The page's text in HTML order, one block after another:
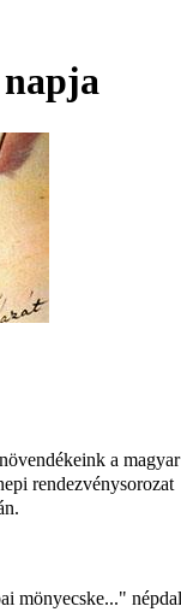
a magyar
rendezvénysorozat
mönyecske..." népdal